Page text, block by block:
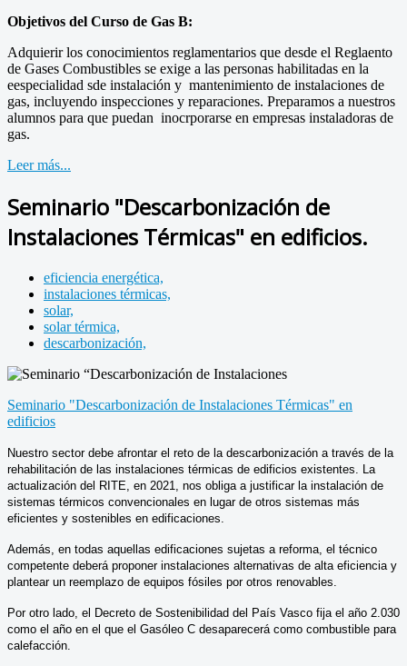
Objetivos del Curso de Gas B:
Adquierir los conocimientos reglamentarios que desde el Reglaento
de Gases Combustibles se exige a las personas habilitadas en la
eespecialidad sde instalación y mantenimiento de instalaciones de
gas, incluyendo inspecciones y reparaciones. Preparamos a nuestros
alumnos para que puedan inocrporarse en empresas instaladoras de
gas.
Leer más...
Seminario "Descarbonización de
Instalaciones Térmicas" en edificios.
eficiencia energética,
instalaciones térmicas,
solar,
solar térmica,
descarbonización,
Seminario "Descarbonización de Instalaciones Térmicas" en
edificios
Nuestro sector debe afrontar el reto de la descarbonización a través de la
rehabilitación de las instalaciones térmicas de edificios existentes. La
actualización del RITE, en 2021, nos obliga a justificar la instalación de
sistemas térmicos convencionales en lugar de otros sistemas más
eficientes y sostenibles en edificaciones.
Además, en todas aquellas edificaciones sujetas a reforma, el técnico
competente deberá proponer instalaciones alternativas de alta eficiencia y
plantear un reemplazo de equipos fósiles por otros renovables.
Por otro lado, el Decreto de Sostenibilidad del País Vasco fija el año 2.030
como el año en el que el Gasóleo C desaparecerá como combustible para
calefacción.